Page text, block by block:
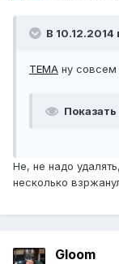
В 10.12.2014
ТЕМА ну совсем
Показать
Не, не надо
несколько
Gloom